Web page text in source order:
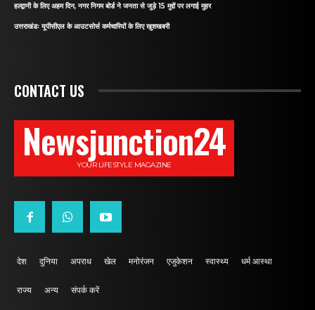
हल्द्वानी के लिए अहम दिन, नगर निगम बोर्ड ने जनता से जुड़े 15 मुद्दों पर लगाई मुहर
उत्तराखंडः यूपीसीएल के आउटसोर्स कर्मचारियों के लिए खुशखबरी
CONTACT US
Newsjunction24
YOUR LIFESTYLE MAGAZINE
देश दुनिया अपराध खेल मनोरंजन एजुकेशन स्वास्थ्य धर्म आस्था
राज्य अन्य संपर्क करें